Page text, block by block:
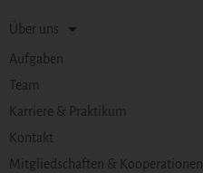
Über uns
Aufgaben
Team
Karriere & Praktikum
Kontakt
Mitgliedschaften & Kooperationen